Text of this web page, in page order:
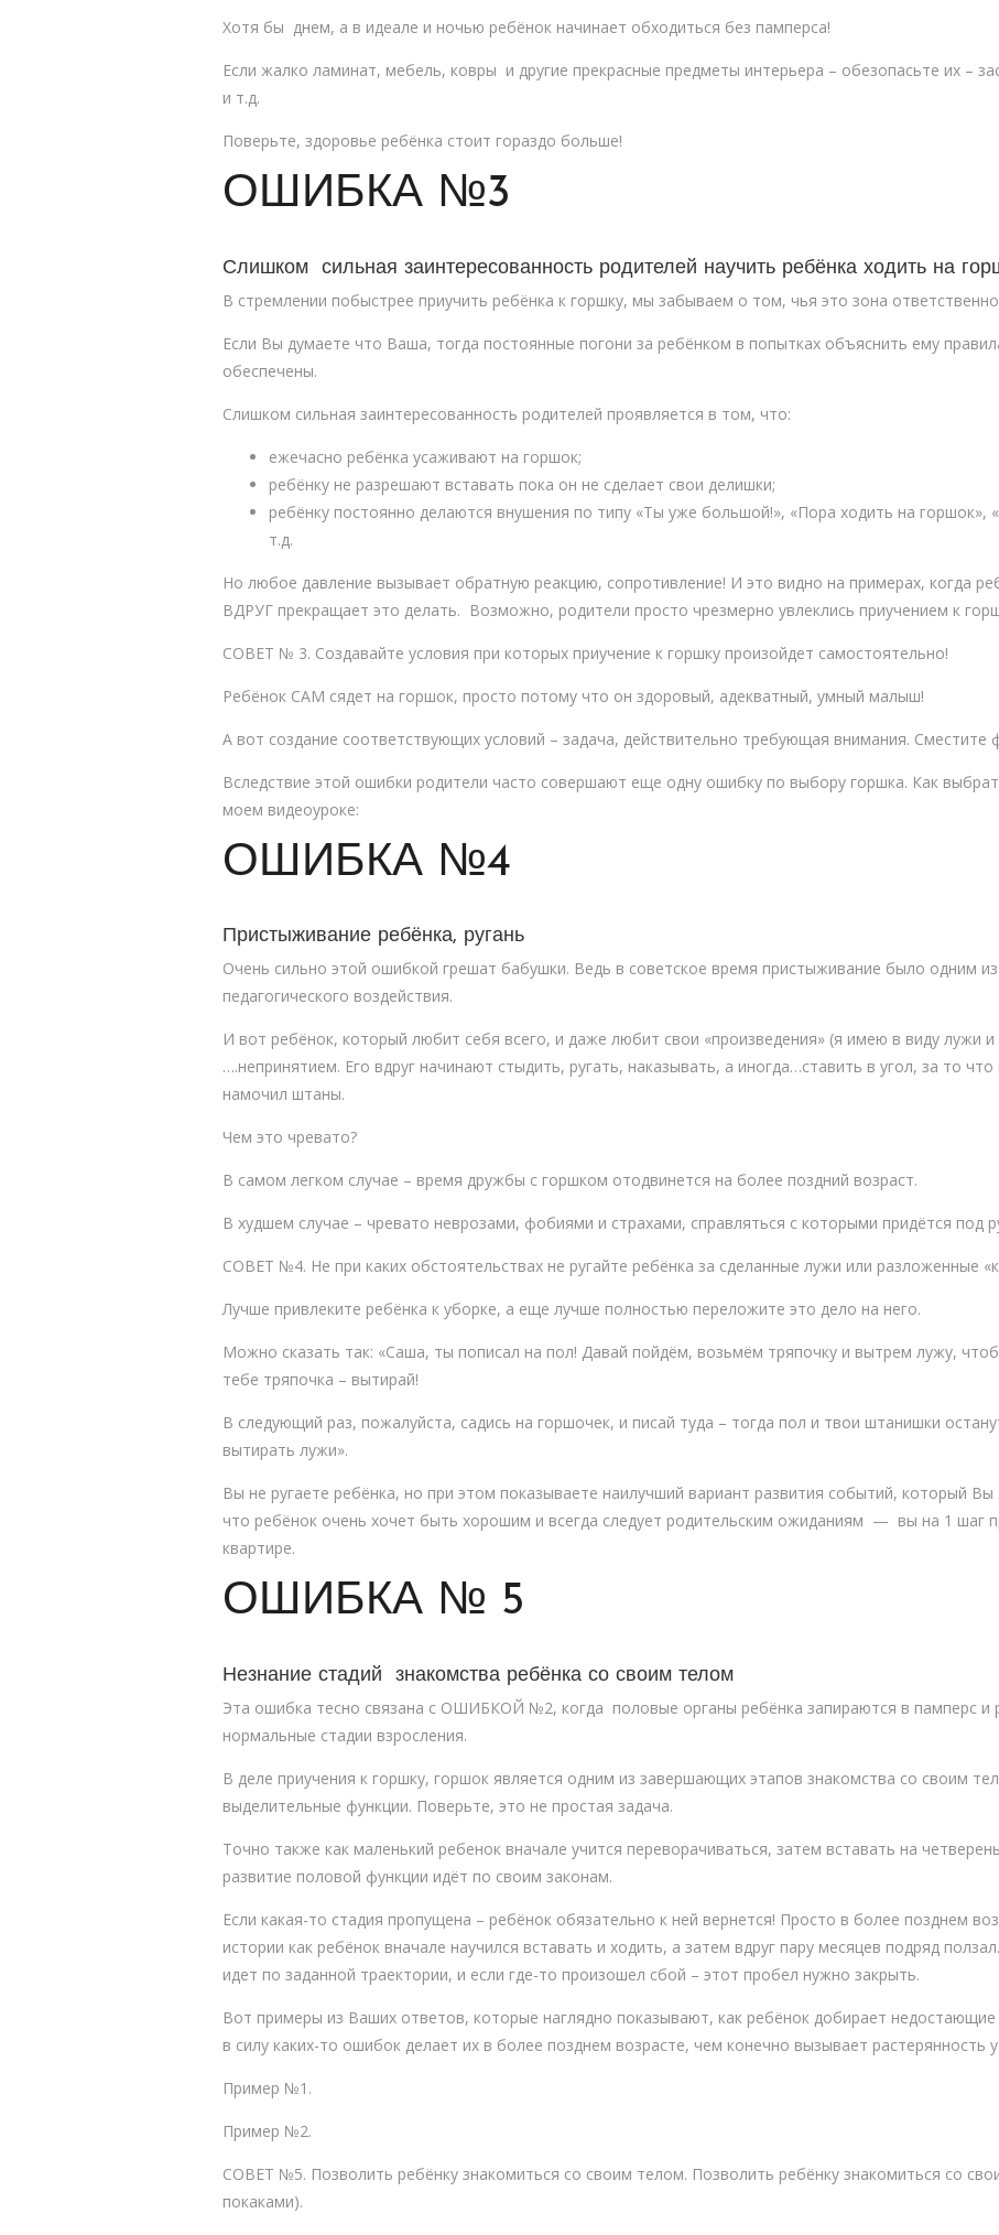
Хотя бы днем, а в идеале и ночью ребёнок начинает обходиться без памперса!
Если жалко ламинат, мебель, ковры и другие прекрасные предметы интерьера – обезопасьте их –
и т.д.
Поверьте, здоровье ребёнка стоит гораздо больше!
ОШИБКА №3
Слишком сильная заинтересованность родителей научить ребёнка ходить на
В стремлении побыстрее приучить ребёнка к горшку, мы забываем о том, чья это зона
Если Вы думаете что Ваша, тогда постоянные погони за ребёнком в попытках объяснить ему
обеспечены.
Слишком сильная заинтересованность родителей проявляется в том, что:
ежечасно ребёнка усаживают на горшок;
ребёнку не разрешают вставать пока он не сделает свои делишки;
ребёнку постоянно делаются внушения по типу «Ты уже большой!», «Пора ходить на горшок»,
т.д.
Но любое давление вызывает обратную реакцию, сопротивление! И это видно на примерах, когда
ВДРУГ прекращает это делать. Возможно, родители просто чрезмерно увлеклись приучением к
СОВЕТ № 3. Создавайте условия при которых приучение к горшку произойдет самостоятельно!
Ребёнок САМ сядет на горшок, просто потому что он здоровый, адекватный, умный малыш!
А вот создание соответствующих условий – задача, действительно требующая внимания. Сместите
Вследствие этой ошибки родители часто совершают еще одну ошибку по выбору горшка. Как
моем видеоуроке:
ОШИБКА №4
Пристыживание ребёнка, ругань
Очень сильно этой ошибкой грешат бабушки. Ведь в советское время пристыживание было одним
педагогического воздействия.
И вот ребёнок, который любит себя всего, и даже любит свои «произведения» (я имею в виду лужи и
….непринятием. Его вдруг начинают стыдить, ругать, наказывать, а иногда…ставить в угол, за то
намочил штаны.
Чем это чревато?
В самом легком случае – время дружбы с горшком отодвинется на более поздний возраст.
В худшем случае – чревато неврозами, фобиями и страхами, справляться с которыми придётся под
СОВЕТ №4. Не при каких обстоятельствах не ругайте ребёнка за сделанные лужи или разложенные
Лучше привлеките ребёнка к уборке, а еще лучше полностью переложите это дело на него.
Можно сказать так: «Саша, ты пописал на пол! Давай пойдём, возьмём тряпочку и вытрем лужу,
тебе тряпочка – вытирай!
В следующий раз, пожалуйста, садись на горшочек, и писай туда – тогда пол и твои штанишки
вытирать лужи».
Вы не ругаете ребёнка, но при этом показываете наилучший вариант развития событий, который
что ребёнок очень хочет быть хорошим и всегда следует родительским ожиданиям — вы на 1 шаг
квартире.
ОШИБКА № 5
Незнание стадий знакомства ребёнка со своим телом
Эта ошибка тесно связана с ОШИБКОЙ №2, когда половые органы ребёнка запираются в памперс и
нормальные стадии взросления.
В деле приучения к горшку, горшок является одним из завершающих этапов знакомства со своим
выделительные функции. Поверьте, это не простая задача.
Точно также как маленький ребенок вначале учится переворачиваться, затем вставать на
развитие половой функции идёт по своим законам.
Если какая-то стадия пропущена – ребёнок обязательно к ней вернется! Просто в более позднем
истории как ребёнок вначале научился вставать и ходить, а затем вдруг пару месяцев подряд
идет по заданной траектории, и если где-то произошел сбой – этот пробел нужно закрыть.
Вот примеры из Ваших ответов, которые наглядно показывают, как ребёнок добирает недостающие
в силу каких-то ошибок делает их в более позднем возрасте, чем конечно вызывает растерянность
Пример №1.
Пример №2.
СОВЕТ №5. Позволить ребёнку знакомиться со своим телом. Позволить ребёнку знакомиться со
покаками).